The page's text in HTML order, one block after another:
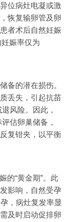
位病灶电凝或激
恢复输卵管及卵
者术后自然妊娠
娠率仅为
备的潜在损伤。
丢失，引起抗苗
风险。因此，
估卵巢储备，
复钳夹，以平衡
的“黄金期”。此
影响，自然受孕
，病灶复发率显
及时启动促排卵